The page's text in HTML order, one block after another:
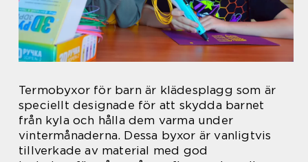
Termobyxor för barn är klädesplagg som är
speciellt designade för att skydda barnet
från kyla och hålla dem varma under
vintermånaderna. Dessa byxor är vanligtvis
tillverkade av material med god